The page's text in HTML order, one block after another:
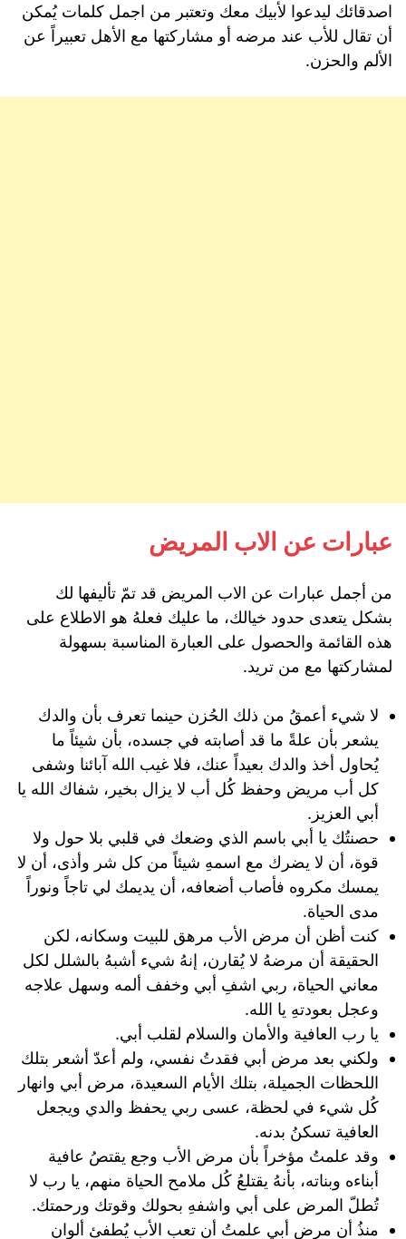
اصدقائك ليدعوا لأبيك معك وتعتبر من اجمل كلمات يُمكن
أن تقال للأب عند مرضه أو مشاركتها مع الأهل تعبيراً عن
الألم والحزن.
عبارات عن الاب المريض
من أجمل عبارات عن الاب المريض قد تمّ تأليفها لك
بشكل يتعدى حدود خيالك، ما عليك فعلهُ هو الاطلاع على
هذه القائمة والحصول على العبارة المناسبة بسهولة
لمشاركتها مع من تريد.
لا شيء أعمقُ من ذلك الحُزن حينما تعرف بأن والدك
يشعر بأن علةً ما قد أصابته في جسده، بأن شيئاً ما
يُحاول أخذ والدك بعيداً عنك، فلا غيب الله آبائنا وشفى
كل أب مريض وحفظ كُل أب لا يزال بخير، شفاك الله يا
أبي العزيز.
حصنتُك يا أبي باسم الذي وضعك في قلبي بلا حول ولا
قوة، أن لا يضرك مع اسمهِ شيئاً من كل شر وأذى، أن لا
يمسك مكروه فأصاب أضعافه، أن يديمك لي تاجاً ونوراً
مدى الحياة.
كنت أظن أن ⁦‪مرض‬⁩ الأب مرهق للبيت وسكانه، لكن
الحقيقة أن مرضهُ لا يُقارن، إنهُ شيء أشبهُ بالشلل لكل
معاني الحياة، ربي اشفِ أبي وخفف ألمه وسهل علاجه
وعجل بعودتهِ يا الله.
يا رب العافية والأمان والسلام لقلب أبي.
ولكني بعد مرض أبي فقدتُ نفسي، ولم أعدّ أشعر بتلك
اللحظات الجميلة، بتلك الأيام السعيدة، مرض أبي وانهار
كُل شيء في لحظة، عسى ربي يحفظ والدي ويجعل
العافية تسكنُ بدنه.
وقد علمتُ مؤخراً بأن مرض الأب وجع يقتصُ عافية
أبناءه وبناته، بأنهُ يقتلعُ كُل ملامح الحياة منهم، يا رب لا
تُطلّ المرض على أبي واشفهِ بحولك وقوتك ورحمتك.
منذُ أن مرض أبي علمتُ أن ⁦‪تعب‬⁩ ⁦‪الأب‬⁩ يُطفئ ألوان